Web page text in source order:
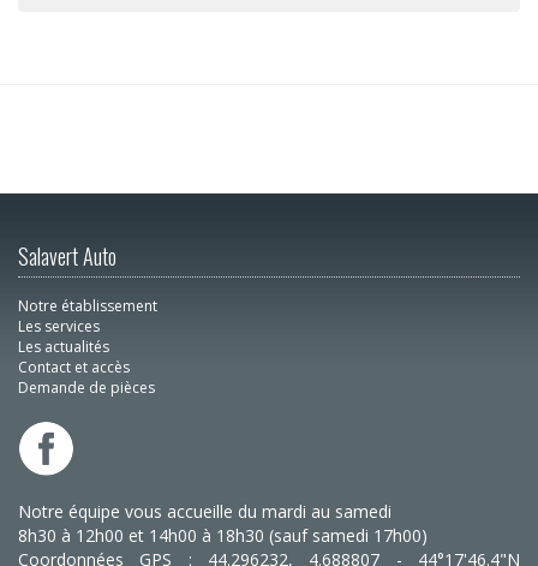
Salavert Auto
Notre établissement
Les services
Les actualités
Contact et accès
Demande de pièces
Notre équipe vous accueille du mardi au samedi
8h30 à 12h00 et 14h00 à 18h30 (sauf samedi 17h00)
Coordonnées GPS : 44.296232, 4.688807 - 44°17'46.4"N